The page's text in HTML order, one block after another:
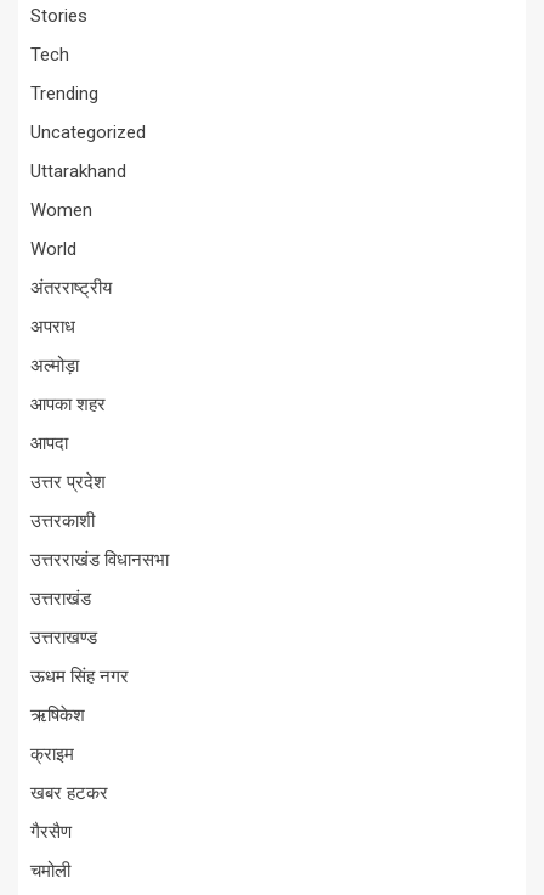
Stories
Tech
Trending
Uncategorized
Uttarakhand
Women
World
अंतरराष्ट्रीय
अपराध
अल्मोड़ा
आपका शहर
आपदा
उत्तर प्रदेश
उत्तरकाशी
उत्तरराखंड विधानसभा
उत्तराखंड
उत्तराखण्ड
ऊधम सिंह नगर
ऋषिकेश
क्राइम
खबर हटकर
गैरसैण
चमोली